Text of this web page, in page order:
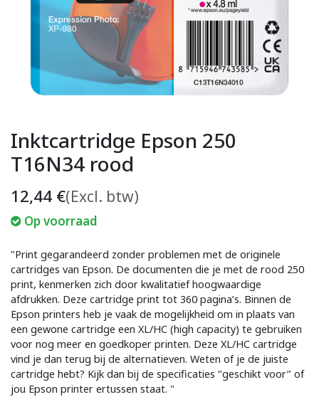
Inktcartridge Epson 250
T16N34 rood
12,44 €(Excl. btw)
Op voorraad
"Print gegarandeerd zonder problemen met de originele
cartridges van Epson. De documenten die je met de rood 250
print, kenmerken zich door kwalitatief hoogwaardige
afdrukken. Deze cartridge print tot 360 pagina’s. Binnen de
Epson printers heb je vaak de mogelijkheid om in plaats van
een gewone cartridge een XL/HC (high capacity) te gebruiken
voor nog meer en goedkoper printen. Deze XL/HC cartridge
vind je dan terug bij de alternatieven. Weten of je de juiste
cartridge hebt? Kijk dan bij de specificaties ‘’geschikt voor’’ of
jou Epson printer ertussen staat. "